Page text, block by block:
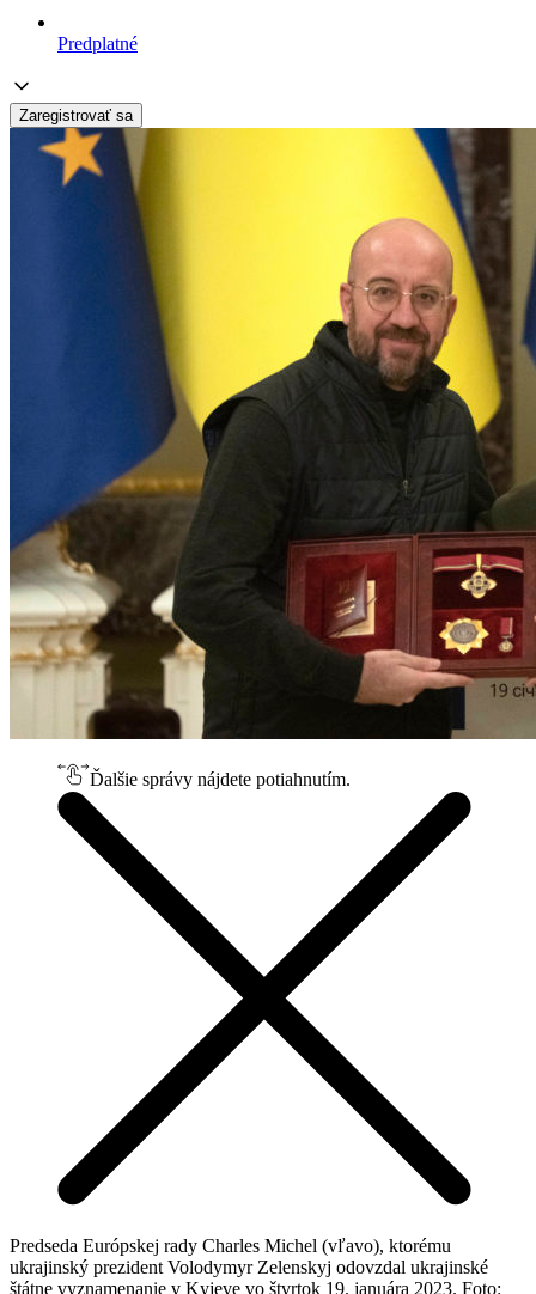
Predplatné
Zaregistrovať sa
Ďalšie správy nájdete potiahnutím.
Predseda Európskej rady Charles Michel (vľavo), ktorému
ukrajinský prezident Volodymyr Zelenskyj odovzdal ukrajinské
štátne vyznamenanie v Kyjeve vo štvrtok 19. januára 2023. Foto: